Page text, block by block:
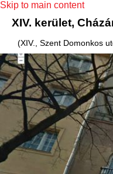
Skip to main content
XIV. kerület,
(XIV., Szent Domonkos